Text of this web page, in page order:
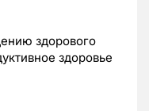
здорового
здоровье